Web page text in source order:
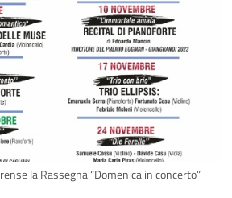
la Rassegna “Domenica in concerto”